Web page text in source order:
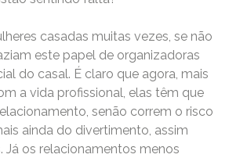
casadas muitas vezes, se não
este papel de organizadoras
do casal. É claro que agora, mais
a vida profissional, elas têm que
senão correm o risco
ainda do divertimento, assim
Já os relacionamentos menos